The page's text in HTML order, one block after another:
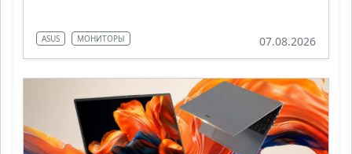
ASUS МОНИТОРЫ 07.08.2026